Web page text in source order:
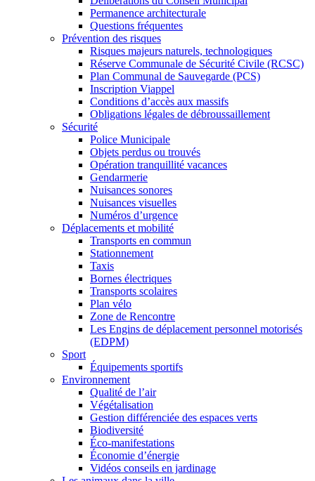
Permanence architecturale
Questions fréquentes
Prévention des risques
Risques majeurs naturels, technologiques
Réserve Communale de Sécurité Civile (RCSC)
Plan Communal de Sauvegarde (PCS)
Inscription Viappel
Conditions d’accès aux massifs
Obligations légales de débroussaillement
Sécurité
Police Municipale
Objets perdus ou trouvés
Opération tranquillité vacances
Gendarmerie
Nuisances sonores
Nuisances visuelles
Numéros d’urgence
Déplacements et mobilité
Transports en commun
Stationnement
Taxis
Bornes électriques
Transports scolaires
Plan vélo
Zone de Rencontre
Les Engins de déplacement personnel motorisés
(EDPM)
Sport
Équipements sportifs
Environnement
Qualité de l’air
Végétalisation
Gestion différenciée des espaces verts
Biodiversité
Éco-manifestations
Économie d’énergie
Vidéos conseils en jardinage